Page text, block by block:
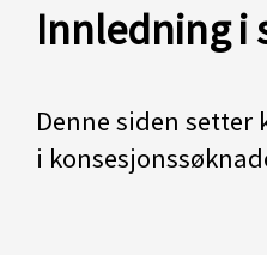
Innledning i
Denne siden
i